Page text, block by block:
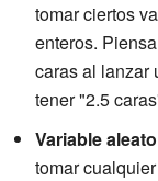
tomar ciertos
enteros.
caras al lanzar
tener "2.5
Variable
tomar